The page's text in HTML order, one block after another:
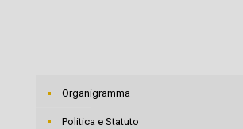
Organigramma
Politica e Statuto